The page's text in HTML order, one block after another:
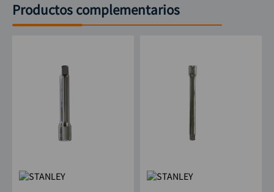
Productos complementarios